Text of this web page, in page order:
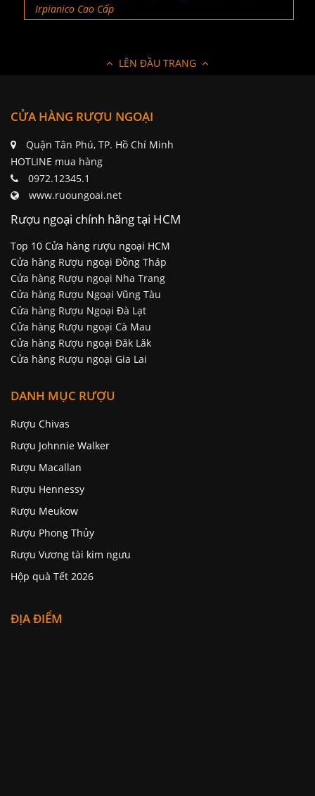
Irpianico Cao Cấp
LÊN ĐẦU TRANG
CỬA HÀNG RƯỢU NGOẠI
Quận Tân Phú, TP. Hồ Chí Minh
HOTLINE mua hàng
0972.12345.1
www.ruoungoai.net
Rượu ngoại chính hãng tại HCM
Top 10 Cửa hàng rượu ngoại HCM
Cửa hàng Rượu ngoại Đồng Tháp
Cửa hàng Rượu ngoại Nha Trang
Cửa hàng Rượu Ngoại Vũng Tàu
Cửa hàng Rượu Ngoại Đà Lạt
Cửa hàng Rượu ngoại Cà Mau
Cửa hàng Rượu ngoại Đăk Lăk
Cửa hàng Rượu ngoại Gia Lai
DANH MỤC RƯỢU
Rượu Chivas
Rượu Johnnie Walker
Rượu Macallan
Rượu Hennessy
Rượu Meukow
Rượu Phong Thủy
Rượu Vương tài kim ngưu
Hộp quà Tết 2026
ĐỊA ĐIỂM